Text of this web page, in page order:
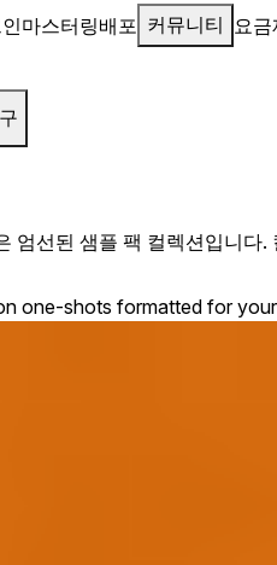
마스터링배포 커뮤니티 요금
엄선된 샘플 팩 컬렉션입니
one-shots formatted for